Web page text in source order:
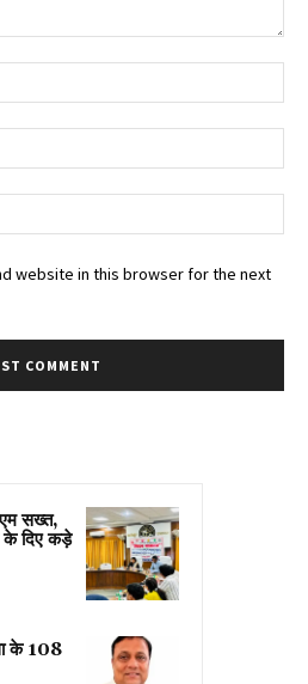
website in this browser for the next
सख्त,
के दिए कड़े
के 108